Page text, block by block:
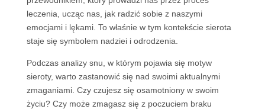
leczenia, ucząc nas, jak radzić sobie z naszymi
emocjami i lękami. To właśnie w tym kontekście sierota
staje się symbolem nadziei i odrodzenia.
Podczas analizy snu, w którym pojawia się motyw
sieroty, warto zastanowić się nad swoimi aktualnymi
zmaganiami. Czy czujesz się osamotniony w swoim
życiu? Czy może zmagasz się z poczuciem braku